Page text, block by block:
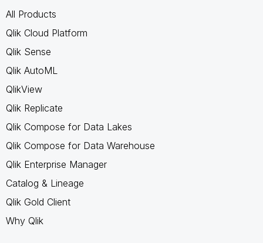
All Products
Qlik Cloud Platform
Qlik Sense
Qlik AutoML
QlikView
Qlik Replicate
Qlik Compose for Data Lakes
Qlik Compose for Data Warehouse
Qlik Enterprise Manager
Catalog & Lineage
Qlik Gold Client
Why Qlik